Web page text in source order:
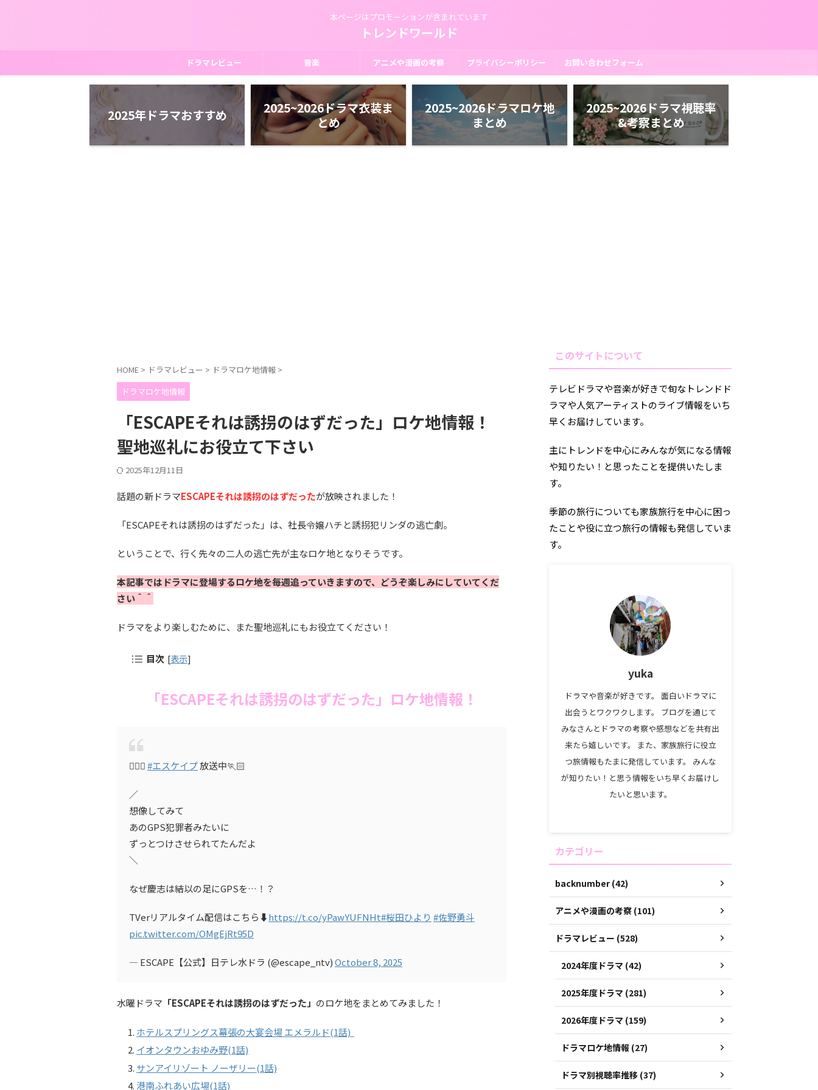
本ページはプロモーションが含まれています
トレンドワールド
ドラマレビュー 音楽 アニメや漫画の考察 プライバシーポリシー お問い合わせフォーム
2025年ドラマおすすめ
2025~2026ドラマ衣装ま
とめ
2025~2026ドラマロケ地
まとめ
2025~2026ドラマ視聴率
&考察まとめ
HOME > ドラマレビュー > ドラマロケ地情報 >
ドラマロケ地情報
「ESCAPEそれは誘拐のはずだった」ロケ地情報！
聖地巡礼にお役立て下さい
2025年12月11日
話題の新ドラマESCAPEそれは誘拐のはずだったが放映されました！
「ESCAPEそれは誘拐のはずだった」は、社長令嬢ハチと誘拐犯リンダの逃亡劇。
ということで、行く先々の二人の逃亡先が主なロケ地となりそうです。
本記事ではドラマに登場するロケ地を毎週追っていきますので、どうぞ楽しみにしていてくだ
さい＾＾
ドラマをより楽しむために、また聖地巡礼にもお役立てください！
目次 [表示]
「ESCAPEそれは誘拐のはずだった」ロケ地情報！
🏃🏻‍♀️‍#エスケイプ放送中🏃🏻
／
想像してみて
あのGPS犯罪者みたいに
ずっとつけさせられてたんだよ
＼
なぜ慶志は結以の足にGPSを…！？
TVerリアルタイム配信はこちら⬇️https://t.co/yPawYUFNHt#桜田ひより #佐野勇斗
pic.twitter.com/OMgEjRt95D
— ESCAPE【公式】日テレ水ドラ (@escape_ntv)October 8, 2025
水曜ドラマ 「ESCAPEそれは誘拐のはずだった」 のロケ地をまとめてみました！
ホテルスプリングス幕張の大宴会場 エメラルド(1話)
イオンタウンおゆみ野(1話)
サンアイリゾート ノーザリー(1話)
港南ふれあい広場(1話)
このサイトについて
テレビドラマや音楽が好きで旬なトレンドド
ラマや人気アーティストのライブ情報をいち
早くお届けしています。
主にトレンドを中心にみんなが気になる情報
や知りたい！と思ったことを提供いたしま
す。
季節の旅行についても家族旅行を中心に困っ
たことや役に立つ旅行の情報も発信していま
す。
yuka
ドラマや音楽が好きです。 面白いドラマに
出会うとワクワクします。 ブログを通じて
みなさんとドラマの考察や感想などを共有出
来たら嬉しいです。 また、家族旅行に役立
つ旅情報もたまに発信しています。 みんな
が知りたい！と思う情報をいち早くお届けし
たいと思います。
カテゴリー
backnumber (42)
アニメや漫画の考察 (101)
ドラマレビュー (528)
2024年度ドラマ (42)
2025年度ドラマ (281)
2026年度ドラマ (159)
ドラマロケ地情報 (27)
ドラマ別視聴率推移 (37)